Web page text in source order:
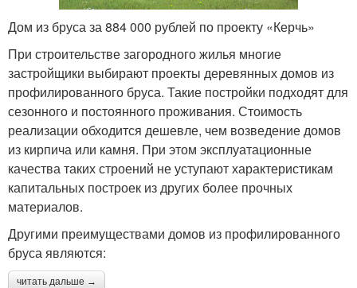
Дом из бруса за 884 000 рублей по проекту «Керчь»
При строительстве загородного жилья многие
застройщики выбирают проекты деревянных домов из
профилированного бруса. Такие постройки подходят для
сезонного и постоянного проживания. Стоимость
реализации обходится дешевле, чем возведение домов
из кирпича или камня. При этом эксплуатационные
качества таких строений не уступают характеристикам
капитальных построек из других более прочных
материалов.
Другими преимуществами домов из профилированного
бруса являются:
читать дальше →